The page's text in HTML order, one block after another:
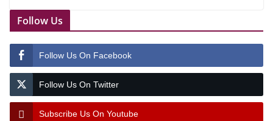
Follow Us
Follow Us On Facebook
Follow Us On Twitter
Subscribe Us On Youtube